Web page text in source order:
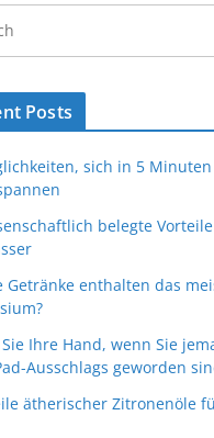
Posts
sich in 5
belegte
Getränke enthalten das
Ihre Hand, wenn Sie
Ausschlags geworden
ätherischer Zitronenöle